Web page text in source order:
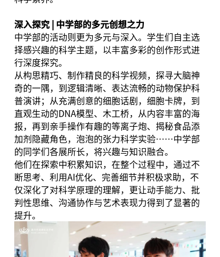
深入探究 | 中学部的多元创想之力
中学部的活动则更为多元与深入。学生们自主选
择感兴趣的科学主题，以丰富多彩的创作形式进
行深度探究。
从构思精巧、制作精良的科学视频，探寻大脑神
奇的一隅，到逻辑清晰、表达流畅的动物保护科
普演讲；从充满创意的细胞话剧，细胞卡牌，到
直观生动的DNA模型、木工桥，从内容丰富的海
报，再到亲手操作有趣的等离子炮、揭秘食品添
加剂隐藏角色，泡泡的张力科学实验……中学部
的同学们各展所长，将兴趣与知识融合。
他们在探索中积累知识，在整个过程中，通过不
断思考、利用AI优化、完善细节并积极求助，不
仅深化了对科学原理的理解，更让动手能力、批
判性思维、沟通协作与艺术表现力得到了显著的
提升。